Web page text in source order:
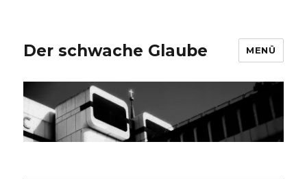
Der schwache Glaube MENÜ